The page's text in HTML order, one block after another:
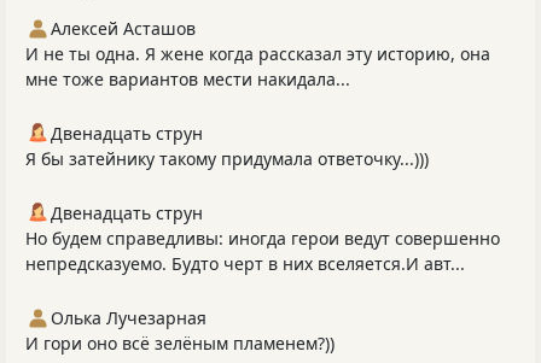
Алексей Асташов
И не ты одна. Я жене когда рассказал эту историю, она
мне тоже вариантов мести накидала...
Двенадцать струн
Я бы затейнику такому придумала ответочку...)))
Двенадцать струн
Но будем справедливы: иногда герои ведут совершенно
непредсказуемо. Будто черт в них вселяется.И авт...
Олька Лучезарная
И гори оно всё зелёным пламенем?))